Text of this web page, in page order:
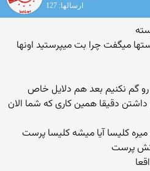
ارسالها: 127
میگفت چرا بت میپرستید اونها
گم نکنیم بعد هم دلایل خاص
دقیقا همین کاری که شما الان
پرست